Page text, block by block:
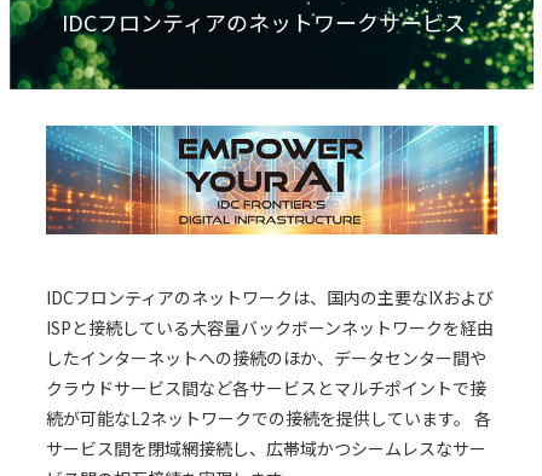
IDCフロンティアのネットワークサービス
IDCフロンティアのネットワークは、国内の主要なIXおよび
ISPと接続している大容量バックボーンネットワークを経由
したインターネットへの接続のほか、データセンター間や
クラウドサービス間など各サービスとマルチポイントで接
続が可能なL2ネットワークでの接続を提供しています。 各
サービス間を閉域網接続し、広帯域かつシームレスなサー